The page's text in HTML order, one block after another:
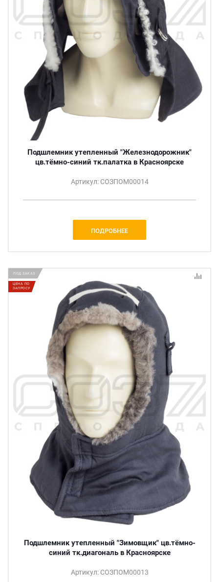
Подшлемник утепленный "Железнодорожник"
цв.тёмно-синий тк.палатка в Красноярске
Артикул: СОЗПОМ00014
ПОДРОБНЕЕ
ПОД ЗАКАЗ
ЦЕНА ПО
ЗАПРОСУ
Подшлемник утепленный "Зимовщик" цв.тёмно-
синий тк.диагональ в Красноярске
Артикул: СОЗПОМ00013